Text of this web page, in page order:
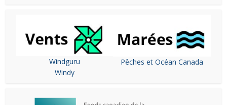
Windguru
Windy
Pêches et Océan Canada